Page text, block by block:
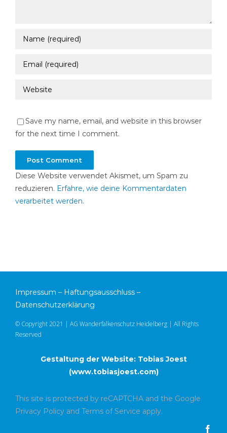
Save my name, email, and website in this browser
for the next time I comment.
Diese Website verwendet Akismet, um Spam zu
reduzieren. Erfahre, wie deine Kommentardaten
verarbeitet werden.
Impressum – Haftungsausschluss –
Datenschutzerklärung
© Copyright 2021 | AG Wanderfalkenschutz Heidelberg | All Rights
Reserved
Gestaltung der Website: Tobias Joest
(www.tobiasjoest.com)
This site is protected by reCAPTCHA and the Google
Privacy Policy and Terms of Service apply.